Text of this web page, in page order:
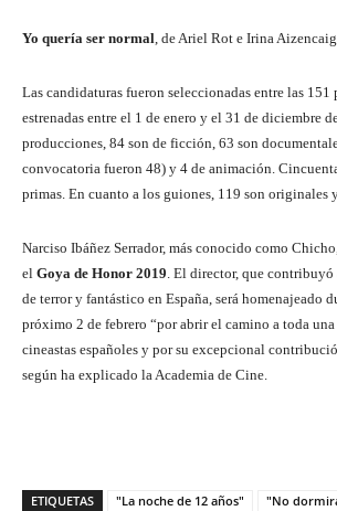
Yo quería ser normal, de Ariel Rot e Irina
Las candidaturas fueron seleccionadas entre las 151
estrenadas entre el 1 de enero y el 31 de diciembre
producciones, 84 son de ficción, 63 son
convocatoria fueron 48) y 4 de animación.
primas. En cuanto a los guiones, 119 son originales
Narciso Ibáñez Serrador, más conocido como
el Goya de Honor 2019. El director, que
de terror y fantástico en España, será homenajeado
próximo 2 de febrero “por abrir el camino a toda
cineastas españoles y por su excepcional
según ha explicado la Academia de Cine.
ETIQUETAS "La noche de 12 años" "No